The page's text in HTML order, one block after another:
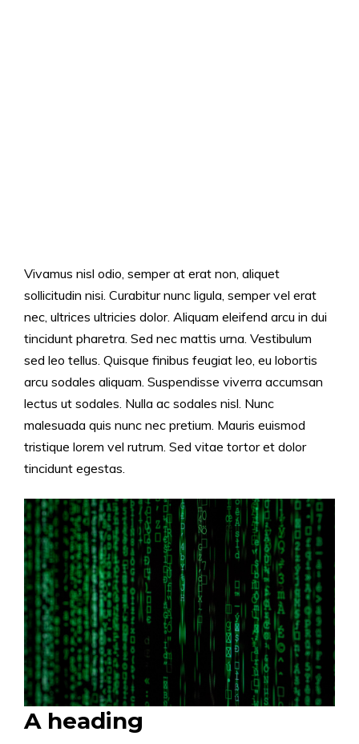
Vivamus nisl odio, semper at erat non, aliquet
sollicitudin nisi. Curabitur nunc ligula, semper vel erat
nec, ultrices ultricies dolor. Aliquam eleifend arcu in dui
tincidunt pharetra. Sed nec mattis urna. Vestibulum
sed leo tellus. Quisque finibus feugiat leo, eu lobortis
arcu sodales aliquam. Suspendisse viverra accumsan
lectus ut sodales. Nulla ac sodales nisl. Nunc
malesuada quis nunc nec pretium. Mauris euismod
tristique lorem vel rutrum. Sed vitae tortor et dolor
tincidunt egestas.
A heading